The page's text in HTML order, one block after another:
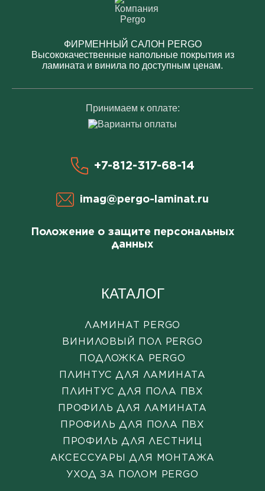
ФИРМЕННЫЙ САЛОН PERGO
Высококачественные напольные покрытия из
ламината и винила по доступным ценам.
Принимаем к оплате:
+7-812-317-68-14
imag@pergo-laminat.ru
Положение о защите персональных
данных
КАТАЛОГ
ЛАМИНАТ PERGO
ВИНИЛОВЫЙ ПОЛ PERGO
ПОДЛОЖКА PERGO
ПЛИНТУС ДЛЯ ЛАМИНАТА
ПЛИНТУС ДЛЯ ПОЛА ПВХ
ПРОФИЛЬ ДЛЯ ЛАМИНАТА
ПРОФИЛЬ ДЛЯ ПОЛА ПВХ
ПРОФИЛЬ ДЛЯ ЛЕСТНИЦ
АКСЕССУАРЫ ДЛЯ МОНТАЖА
УХОД ЗА ПОЛОМ PERGO